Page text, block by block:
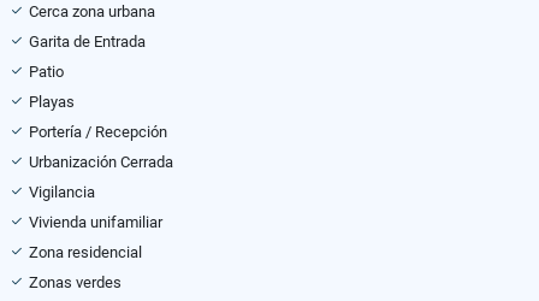
Cerca zona urbana
Garita de Entrada
Patio
Playas
Portería / Recepción
Urbanización Cerrada
Vigilancia
Vivienda unifamiliar
Zona residencial
Zonas verdes